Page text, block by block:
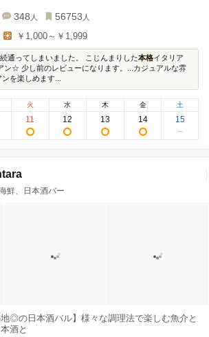
348 人 56753 人
￥1,000～￥1,999
通ってしまいました。 こじんまりした本格イタリア
ン☆ 少し前のレビューになります。...カジュアルな雰
を楽しめます...
火
11
水
12
木
13
金
14
土
15
鮮、日本酒バー
地◎の日本酒バル】様々な調理法で楽しむ魚介と
酒と